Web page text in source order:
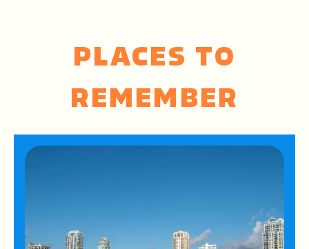
PLACES TO
REMEMBER